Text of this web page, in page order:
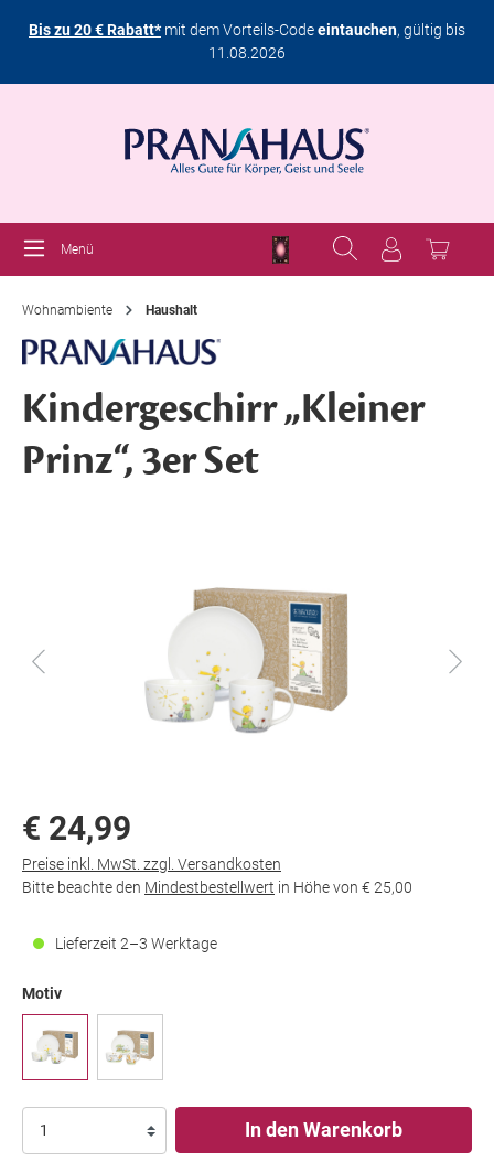
Bis zu 20 € Rabatt*mit dem Vorteils-Codeeintauchen, gültig bis
11.08.2026
Menü
Wohnambiente Haushalt
Kindergeschirr „Kleiner
Prinz“, 3er Set
€ 24,99
Preise inkl. MwSt. zzgl. Versandkosten
Bitte beachte den Mindestbestellwert in Höhe von € 25,00
Lieferzeit 2–3 Werktage
Motiv
In den Warenkorb